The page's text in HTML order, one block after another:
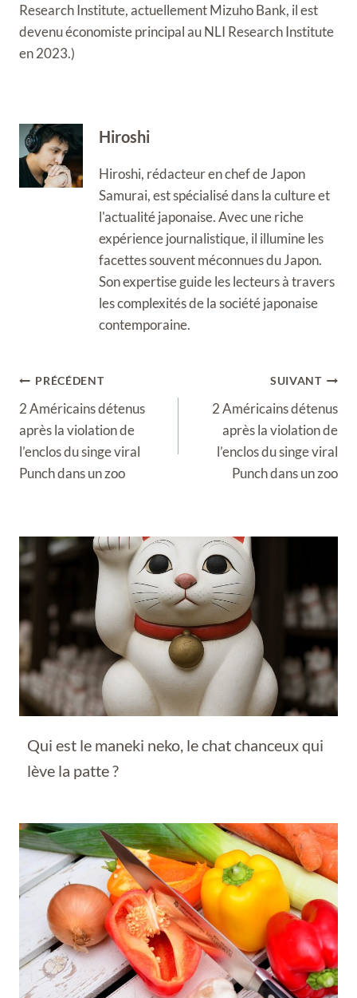
Research Institute, actuellement Mizuho Bank, il est
devenu économiste principal au NLI Research Institute
en 2023.)
Hiroshi
Hiroshi, rédacteur en chef de Japon
Samurai, est spécialisé dans la culture et
l'actualité japonaise. Avec une riche
expérience journalistique, il illumine les
facettes souvent méconnues du Japon.
Son expertise guide les lecteurs à travers
les complexités de la société japonaise
contemporaine.
Navigation
de
l’article
PRÉCÉDENT
2 Américains détenus
après la violation de
l’enclos du singe viral
Punch dans un zoo
SUIVANT
2 Américains détenus
après la violation de
l’enclos du singe viral
Punch dans un zoo
Qui est le maneki neko, le chat chanceux qui
lève la patte ?